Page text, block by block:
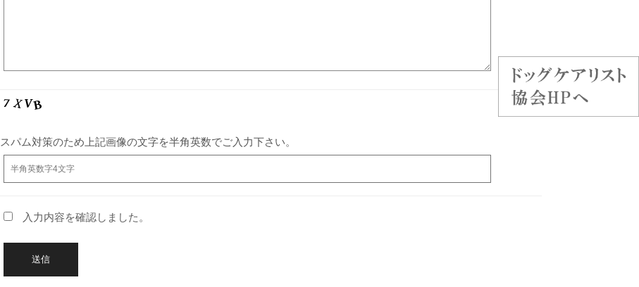
スパム対策のため上記画像の文字を半角英数でご入力下さい。
入力内容を確認しました。